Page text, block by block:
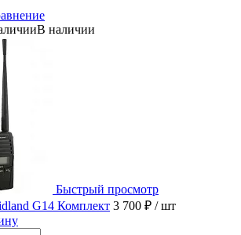
В наличии
Быстрый просмотр
G14 Комплект 3 700 ₽ / шт